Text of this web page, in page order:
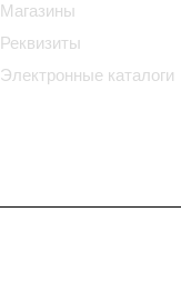
Магазины
Реквизиты
Электронные каталоги